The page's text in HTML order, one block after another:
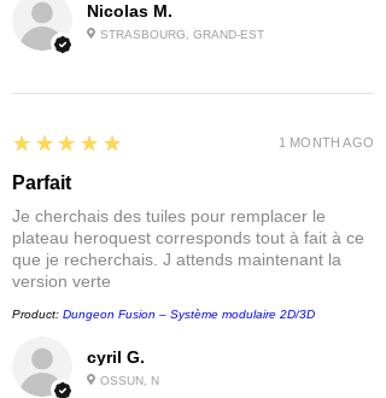
Nicolas M.
STRASBOURG, GRAND-EST
cyril G.
OSSUN, N
5
★★★★★
Parfait
Je cherchais des tuiles pour remplacer le
plateau heroquest corresponds tout à fait à ce
que je recherchais. J attends maintenant la
version verte
Product: Dungeon Fusion – Système modulaire 2D/3D
1 MONTH AGO